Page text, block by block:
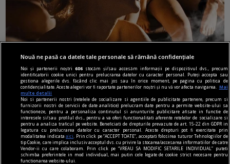
dilematograf
La contactul cu pielea
Smoke Sauna Sisterhood e pe de-a-ntregul
cuprins în titlul său: într-o saună retrasă.
Victor MOROZOV
Nouă ne pasă ca datele tale personale să rămână confidențiale
Noi și partenerii noștri606 stocăm și/sau accesăm informații pe dispozitivul dvs., precum
identificatorii cookie unici pentru prelucrarea datelor cu caracter personal. Puteți accepta sau
gestiona alegerile dvs. făcând clic mai jos sau în orice moment, pe pagina cu politica de
confidențialitate. Aceste alegeri vor fi raportate partenerilor noștri și nu vă vor afecta navigarea.
Mai
multe detalii
Noi si partenerii nostri (retelele de socializare si agentiile de publicitate partenere, precum si
furnizorii nostri de servicii de date analitice) prelucram date pentru a permite website-ului sa
functioneze, pentru a personaliza continutul si anunturile publicitare afisate in functie de
interesele si/sau profilul dvs., pentru a va oferi functionalitati aferente retelelor de socializare si
pentru a analiza traficul pe website. Beneficiati de drepturile prevazute de art. 15-22 din GDPR in
legatura cu prelucrarea datelor cu caracter personal. Aceste drepturi pot fi exercitate prin
modalitatea indicataaici
. Prin click pe “ACCEPT TOATE”, acceptati folosirea tuturor Tehnologiilor de
tip Cookie, care implica inclusiv acceptul dvs. cu privire la stocarea/accesarea informatiilor de catre
Vendor-ii cu care colaboram. Prin click pe “VREAU SA MODIFIC SETARILE INDIVIDUAL” puteti
schimba preferintele in mod individual, mai putin cele legate de cookie strict necesare pentru
functionarea website-ului.